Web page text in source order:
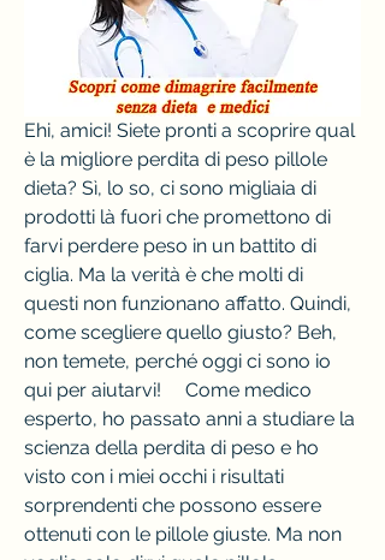
Ehi, amici! Siete pronti a scoprire qual
è la migliore perdita di peso pillole
dieta? Sì, lo so, ci sono migliaia di
prodotti là fuori che promettono di
farvi perdere peso in un battito di
ciglia. Ma la verità è che molti di
questi non funzionano affatto. Quindi,
come scegliere quello giusto? Beh,
non temete, perché oggi ci sono io
qui per aiutarvi!     Come medico
esperto, ho passato anni a studiare la
scienza della perdita di peso e ho
visto con i miei occhi i risultati
sorprendenti che possono essere
ottenuti con le pillole giuste. Ma non